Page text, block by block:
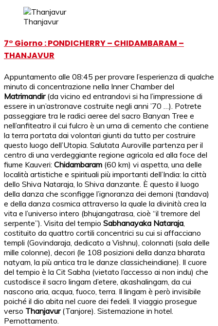
Thanjavur
7° Giorno : PONDICHERRY – CHIDAMBARAM –
THANJAVUR
Appuntamento alle 08:45 per provare l’esperienza di qualche
minuto di concentrazione nella Inner Chamber del
Matrimandir(da vicino ed entrandovi si ha l’impressione di
essere in un’astronave costruite negli anni ’70 …). Potrete
passeggiare tra le radici aeree del sacro Banyan Tree e
nell’anfiteatro il cui fulcro è un urna di cemento che contiene
la terra portata dai volontari giunti da tutto per costruire
questo luogo dell’Utopia. Salutata Auroville partenza per il
centro di una verdeggiante regione agricola ed alla foce del
fiume Kauveri: Chidambaram (60 km) vi aspetta, una delle
località artistiche e spirituali più importanti dell’India: la città
dello Shiva Nataraja, lo Shiva danzante. È questo il luogo
della danza che sconfigge l’ignoranza dei demoni (tandava)
e della danza cosmica attraverso la quale la divinità crea la
vita e l’universo intero (bhujangatrasa, cioè “il tremore del
serpente”). Visita del tempio Sabhanayaka Nataraja
costituito da quattro cortili concentrici su cui si affacciano
templi (Govindaraja, dedicato a Vishnu), colonnati (sala delle
mille colonne), decori (le 108 posizioni della danza bharata
natyam, la più antica tra le danze classicheindiane). Il cuore
del tempio è la Cit Sabha (vietato l’accesso ai non indu) che
custodisce il sacro lingam d’etere, akashalingam, da cui
nascono aria, acqua, fuoco, terra. Il lingam è però invisibile
poiché il dio abita nel cuore dei fedeli. Il viaggio prosegue
verso Thanjavur(Tanjore). Sistemazione in hotel.
Pernottamento.